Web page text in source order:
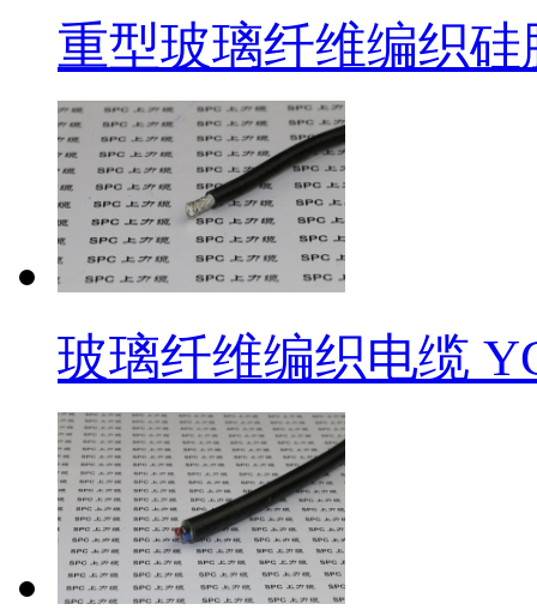
重型玻璃纤维编织
玻璃纤维编织电缆